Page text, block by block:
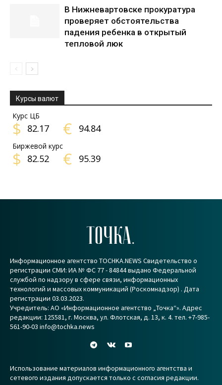
В Нижневартовске прокуратура
проверяет обстоятельства
падения ребенка в открытый
тепловой люк
Курсы валют
Курс ЦБ
$ 82.17 € 94.84
Биржевой курс
$ 82.52 € 95.39
ТОЧКА.
Информационное агентство TOCHKA.NEWS Свидетельство о
регистрации СМИ: ИА № ФС 77 - 84844 выдано Федеральной
службой по надзору в сфере связи, информационных
технологий и массовых коммуникаций (Роскомнадзор) . Дата
регистрации 03.03.2023.
Учредитель: АО «Информационное агентство „Точка“». Адрес
редакции: 125581, г. Москва, ул. Флотская, д. 13, к. 4. тел. +7-985-
561-90-03 info@tochka.news
Использование материалов информационного агентства и
сетевого издания допускается только с согласия редакции.